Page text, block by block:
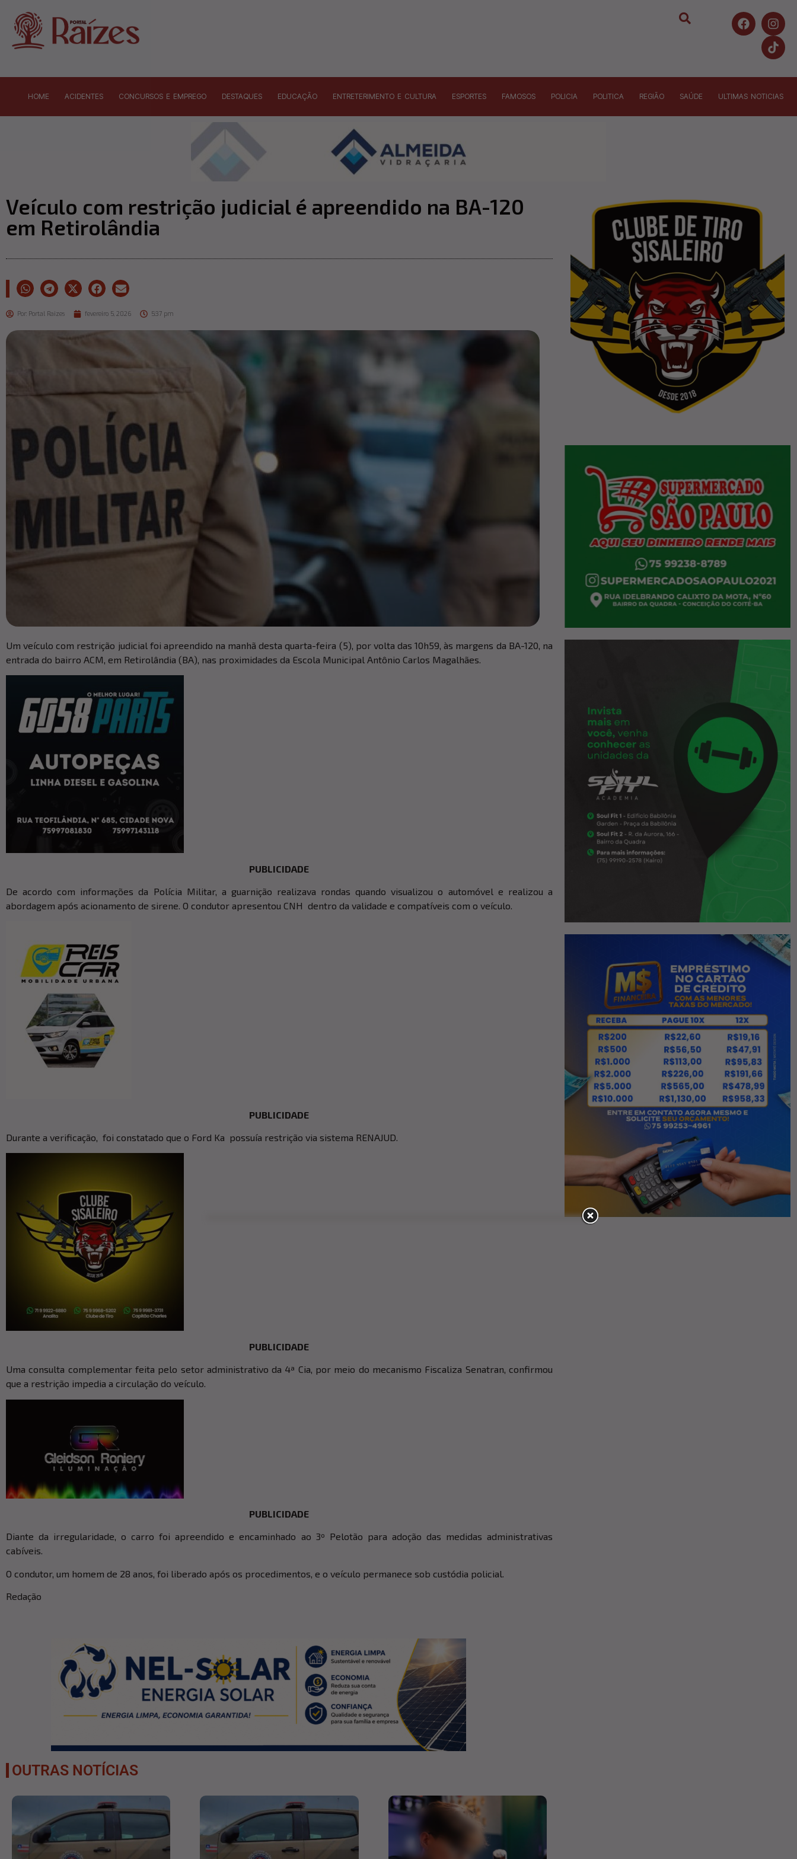
HOME ACIDENTES CONCURSOS E EMPREGO DESTAQUES EDUCAÇÃO ENTRETERIMENTO E CULTURA ESPORTES FAMOSOS POLICIA POLITICA REGIÃO SAÚDE ULTIMAS NOTICIAS
Veículo com restrição judicial é apreendido na BA-120
em Retirolândia
Por: Portal Raizes fevereiro 5, 2026 5:37 pm
Um veículo com restrição judicial foi apreendido na manhã desta quarta-feira (5), por volta das 10h59, às margens da BA-120, na
entrada do bairro ACM, em Retirolândia (BA), nas proximidades da Escola Municipal Antônio Carlos Magalhães.
PUBLICIDADE
De acordo com informações da Polícia Militar, a guarnição realizava rondas quando visualizou o automóvel e realizou a
abordagem após acionamento de sirene. O condutor apresentou CNH dentro da validade e compatíveis com o veículo.
PUBLICIDADE
Durante a verificação, foi constatado que o Ford Ka possuía restrição via sistema RENAJUD.
PUBLICIDADE
Uma consulta complementar feita pelo setor administrativo da 4ª Cia, por meio do mecanismo Fiscaliza Senatran, confirmou
que a restrição impedia a circulação do veículo.
PUBLICIDADE
Diante da irregularidade, o carro foi apreendido e encaminhado ao 3º Pelotão para adoção das medidas administrativas
cabíveis.
O condutor, um homem de 28 anos, foi liberado após os procedimentos, e o veículo permanece sob custódia policial.
Redação
OUTRAS NOTÍCIAS